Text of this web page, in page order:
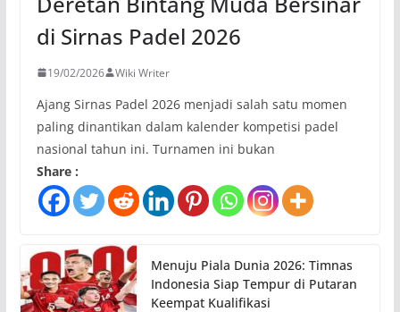
di Sirnas Padel 2026
19/02/2026 Wiki Writer
Ajang Sirnas Padel 2026 menjadi salah satu momen
paling dinantikan dalam kalender kompetisi padel
nasional tahun ini. Turnamen ini bukan
Share :
Menuju Piala Dunia 2026: Timnas
Indonesia Siap Tempur di Putaran
Keempat Kualifikasi